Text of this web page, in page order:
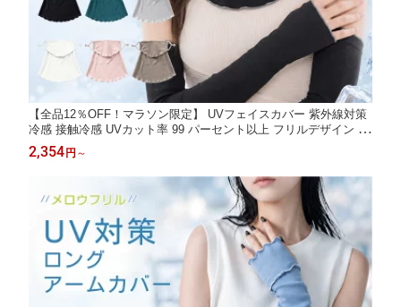
【全品12％OFF！マラソン限定】 UVフェイスカバー 紫外線対策
冷感 接触冷感 UVカット率 99 パーセント以上 フリルデザイン 耳
調節可能 吸湿速乾 洗える ブラック グレー ホワイト ネイビー ピ
ンク カーキ 6色 選べる 涼しい 快適 おすすめ 人気 日焼け防止
2,354円 ～